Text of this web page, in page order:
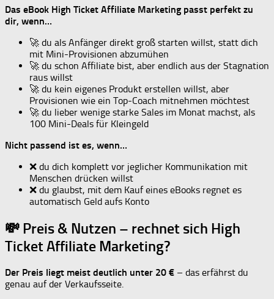
Das eBook High Ticket Affiliate Marketing passt perfekt zu
dir, wenn…
🚀 du als Anfänger direkt groß starten willst, statt dich
mit Mini-Provisionen abzumühen
🚀 du schon Affiliate bist, aber endlich aus der Stagnation
raus willst
🚀 du kein eigenes Produkt erstellen willst, aber
Provisionen wie ein Top-Coach mitnehmen möchtest
🚀 du lieber wenige starke Sales im Monat machst, als
100 Mini-Deals für Kleingeld
Nicht passend ist es, wenn…
❌ du dich komplett vor jeglicher Kommunikation mit
Menschen drücken willst
❌ du glaubst, mit dem Kauf eines eBooks regnet es
automatisch Geld aufs Konto
💸 Preis & Nutzen – rechnet sich High
Ticket Affiliate Marketing?
Der Preis liegt meist deutlich unter 20 € – das erfährst du
genau auf der Verkaufsseite.